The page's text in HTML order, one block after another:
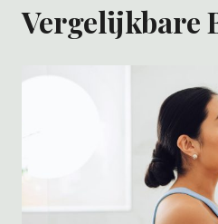
Vergelijkbare